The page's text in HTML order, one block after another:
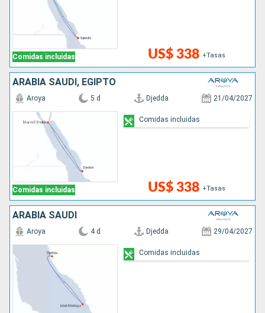
Comidas incluidas US$ 338 +Tasas
ARABIA SAUDÍ, EGIPTO
Comidas incluidas
Aroya 5 d Djedda 21/04/2027
US$ 338 +Tasas
Comidas incluidas
ARABIA SAUDÍ
Aroya 4 d Djedda 29/04/2027
Comidas incluidas